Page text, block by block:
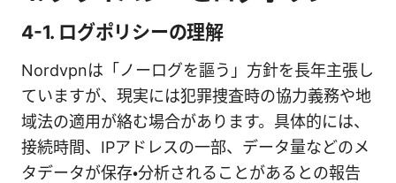
4-1. ログポリシーの理解
Nordvpnは「ノーログを謳う」方針を長年主張し
ていますが、現実には犯罪捜査時の協力義務や地
域法の適用が絡む場合があります。具体的には、
接続時間、IPアドレスの一部、データ量などのメ
タデータが保存・分析されることがあるとの報告